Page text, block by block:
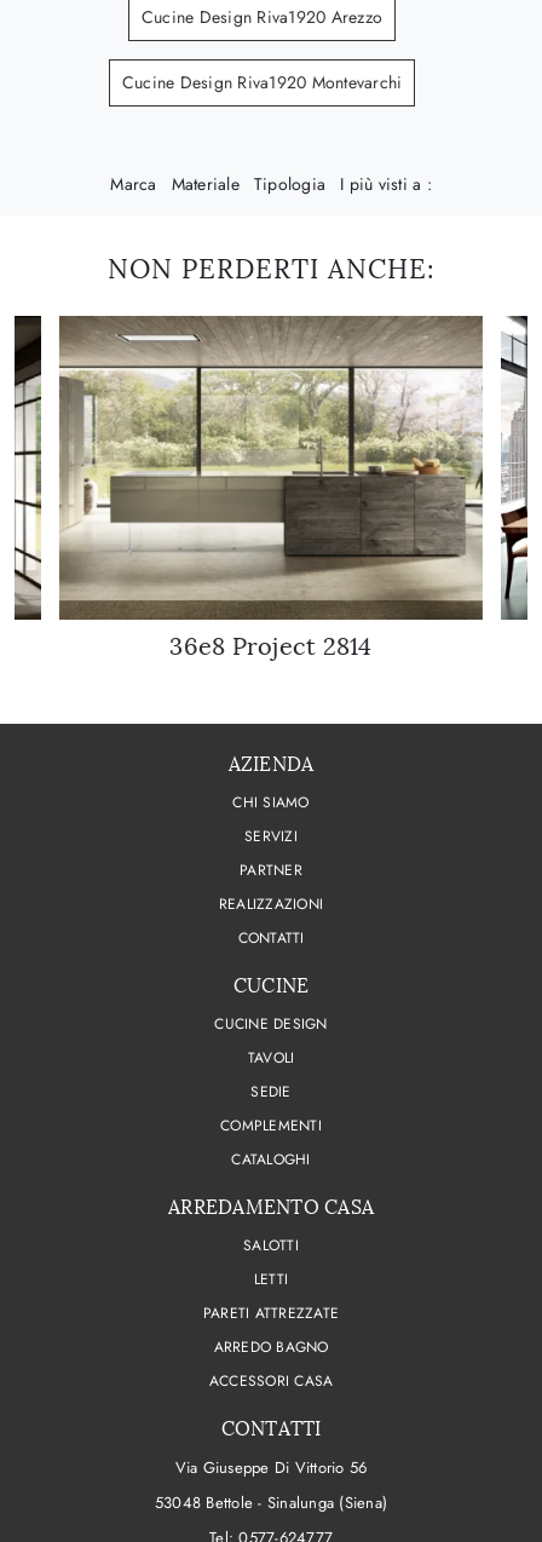
Cucine Design Riva1920 Arezzo
Cucine Design Riva1920 Montevarchi
Marca Materiale Tipologia I più visti a :
NON PERDERTI ANCHE:
36e8 Project 2814
AZIENDA
CHI SIAMO
SERVIZI
PARTNER
REALIZZAZIONI
CONTATTI
CUCINE
CUCINE DESIGN
TAVOLI
SEDIE
COMPLEMENTI
CATALOGHI
ARREDAMENTO CASA
SALOTTI
LETTI
PARETI ATTREZZATE
ARREDO BAGNO
ACCESSORI CASA
CONTATTI
Via Giuseppe Di Vittorio 56
53048 Bettole - Sinalunga (Siena)